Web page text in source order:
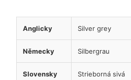
Anglicky Silver grey
Německy Silbergrau
Slovensky Strieborná sivá